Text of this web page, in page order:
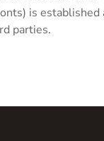
is established
parties.